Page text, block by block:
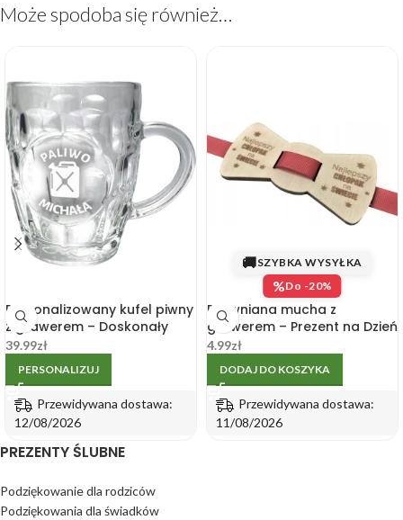
Może spodoba się również…
Personalizowany kufel piwny
z grawerem – Doskonały
upominek dla chłopaka na
39.99zł
PERSONALIZUJ
Przewidywana dostawa:
12/08/2026
🚚SZYBKA WYSYŁKA
%Do -20%
Drewniana mucha z
grawerem – Prezent na Dzień
Chłopaka, szkoła,
4.99zł
DODAJ DO KOSZYKA
Przewidywana dostawa:
11/08/2026
PREZENTY ŚLUBNE
Podziękowanie dla rodziców
Podziękowania dla świadków